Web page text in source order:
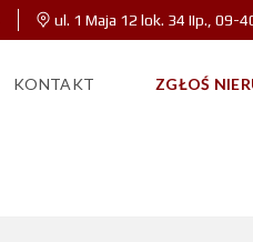
ul. 1 Maja 12 lok. 34 IIp., 09-
KONTAKT ZGŁOŚ